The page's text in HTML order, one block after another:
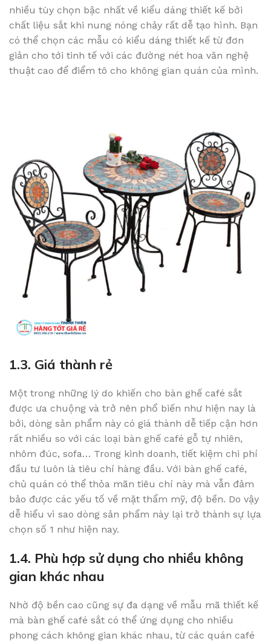
nhiều tùy chọn bậc nhất về kiểu dáng thiết kế bởi
chất liệu sắt khi nung nóng chảy rất dễ tạo hình. Bạn
có thể chọn các mẫu có kiểu dáng thiết kế từ đơn
giản cho tới tinh tế với các đường nét hoa văn nghệ
thuật cao để điểm tô cho không gian quán của mình.
1.3. Giá thành rẻ
Một trong những lý do khiến cho bàn ghế café sắt
được ưa chuộng và trở nên phổ biến như hiện nay là
bởi, dòng sản phẩm này có giá thành dễ tiếp cận hơn
rất nhiều so với các loại bàn ghế café gỗ tự nhiên,
nhôm đúc, sofa… Trong kinh doanh, tiết kiệm chi phí
đầu tư luôn là tiêu chí hàng đầu. Với bàn ghế café,
chủ quán có thể thỏa mãn tiêu chí này mà vẫn đảm
bảo được các yếu tố về mặt thẩm mỹ, độ bền. Do vậy
dễ hiểu vì sao dòng sản phẩm này lại trở thành sự lựa
chọn số 1 như hiện nay.
1.4. Phù hợp sử dụng cho nhiều không
gian khác nhau
Nhờ độ bền cao cũng sự đa dạng về mẫu mã thiết kế
mà bàn ghế café sắt có thể ứng dụng cho nhiều
phong cách không gian khác nhau, từ các quán café